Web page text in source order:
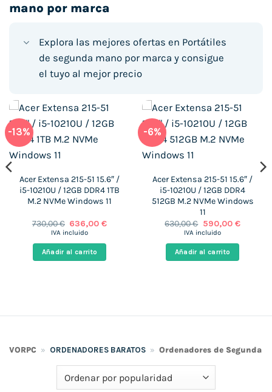
mano por marca
Explora las mejores ofertas en Portátiles
de segunda mano por marca y consigue
el tuyo al mejor precio
-13%
Acer Extensa 215-51 15.6″ /
i5-10210U / 12GB DDR4 1TB
M.2 NVMe Windows 11
730,00€ El
precio
era:
730,00 €.
636,00€El
IVA incluido
Añadir al carrito
-6%
Acer Extensa 215-51 15.6″ /
i5-10210U / 12GB DDR4
512GB M.2 NVMe Windows
11
630,00€ El
precio
era:
630,00 €.
590,00 €El
IVA incluido
Añadir al carrito
VORPC » ORDENADORES BARATOS » Ordenadores de Segunda